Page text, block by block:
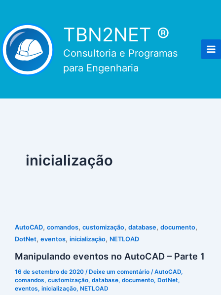
conteúdo
TBN2NET ®
Consultoria e Programas
para Engenharia
inicialização
AutoCAD, comandos, customização, database, documento,
DotNet, eventos, inicialização, NETLOAD
Manipulando eventos no AutoCAD – Parte 1
16 de setembro de 2020 / Deixe um comentário /AutoCAD,
comandos, customização, database, documento, DotNet,
eventos, inicialização, NETLOAD